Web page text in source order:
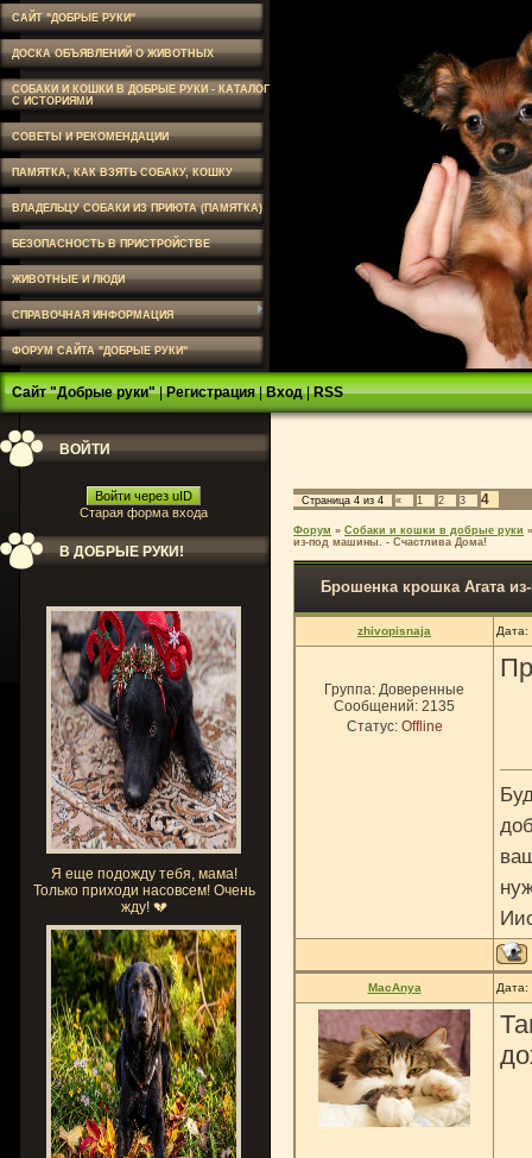
САЙТ "ДОБРЫЕ РУКИ"
ДОСКА ОБЪЯВЛЕНИЙ О ЖИВОТНЫХ
СОБАКИ И КОШКИ В ДОБРЫЕ РУКИ - КАТАЛОГ
С ИСТОРИЯМИ
СОВЕТЫ И РЕКОМЕНДАЦИИ
ПАМЯТКА, КАК ВЗЯТЬ СОБАКУ, КОШКУ
ВЛАДЕЛЬЦУ СОБАКИ ИЗ ПРИЮТА (ПАМЯТКА)
БЕЗОПАСНОСТЬ В ПРИСТРОЙСТВЕ
ЖИВОТНЫЕ И ЛЮДИ
СПРАВОЧНАЯ ИНФОРМАЦИЯ
ФОРУМ САЙТА "ДОБРЫЕ РУКИ"
Сайт "Добрые руки"|Регистрация|Вход|RSS
ВОЙТИ
Войти через uID
Старая форма входа
В ДОБРЫЕ РУКИ!
Я еще подожду тебя, мама!
Только приходи насовсем! Очень
жду! 💔
Страница 4 из 4 « 1 2 3 4
Форум » Собаки и кошки в добрые руки »
из-под машины. - Счастлива Дома!
Брошенка крошка Агата
zhivopisnaja
Группа: Доверенные
Сообщений: 2135
Статус: Offline
MacAnya